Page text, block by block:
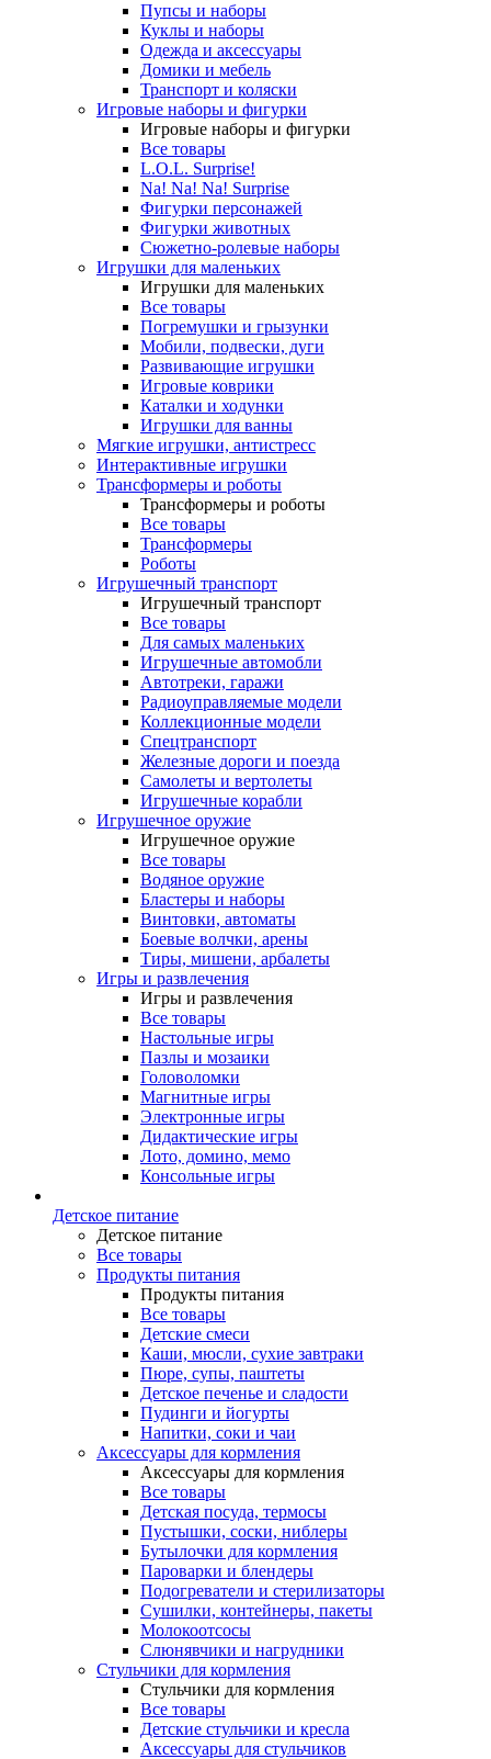
Пупсы и наборы
Куклы и наборы
Одежда и аксессуары
Домики и мебель
Транспорт и коляски
Игровые наборы и фигурки
Игровые наборы и фигурки
Все товары
L.O.L. Surprise!
Na! Na! Na! Surprise
Фигурки персонажей
Фигурки животных
Сюжетно-ролевые наборы
Игрушки для маленьких
Игрушки для маленьких
Все товары
Погремушки и грызунки
Мобили, подвески, дуги
Развивающие игрушки
Игровые коврики
Каталки и ходунки
Игрушки для ванны
Мягкие игрушки, антистресс
Интерактивные игрушки
Трансформеры и роботы
Трансформеры и роботы
Все товары
Трансформеры
Роботы
Игрушечный транспорт
Игрушечный транспорт
Все товары
Для самых маленьких
Игрушечные автомобли
Автотреки, гаражи
Радиоуправляемые модели
Коллекционные модели
Спецтранспорт
Железные дороги и поезда
Самолеты и вертолеты
Игрушечные корабли
Игрушечное оружие
Игрушечное оружие
Все товары
Водяное оружие
Бластеры и наборы
Винтовки, автоматы
Боевые волчки, арены
Тиры, мишени, арбалеты
Игры и развлечения
Игры и развлечения
Все товары
Настольные игры
Пазлы и мозаики
Головоломки
Магнитные игры
Электронные игры
Дидактические игры
Лото, домино, мемо
Консольные игры
Детское питание
Детское питание
Все товары
Продукты питания
Продукты питания
Все товары
Детские смеси
Каши, мюсли, сухие завтраки
Пюре, супы, паштеты
Детское печенье и сладости
Пудинги и йогурты
Напитки, соки и чаи
Аксессуары для кормления
Аксессуары для кормления
Все товары
Детская посуда, термосы
Пустышки, соски, ниблеры
Бутылочки для кормления
Пароварки и блендеры
Подогреватели и стерилизаторы
Сушилки, контейнеры, пакеты
Молокоотсосы
Слюнявчики и нагрудники
Стульчики для кормления
Стульчики для кормления
Все товары
Детские стульчики и кресла
Аксессуары для стульчиков